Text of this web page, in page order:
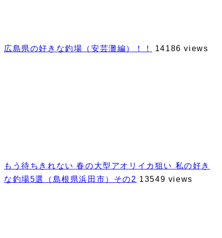
広島県の好きな釣場（安芸灘編）！！ 14186 views
もう待ちきれない 春の大型アオリイカ狙い 私の好き
な釣場5選（島根県浜田市）その2 13549 views